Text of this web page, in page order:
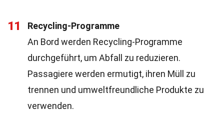
11
Recycling-Programme
An Bord werden Recycling-Programme
durchgeführt, um Abfall zu reduzieren.
Passagiere werden ermutigt, ihren Müll zu
trennen und umweltfreundliche Produkte zu
verwenden.